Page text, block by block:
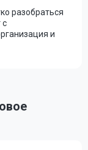
разобраться
с
и